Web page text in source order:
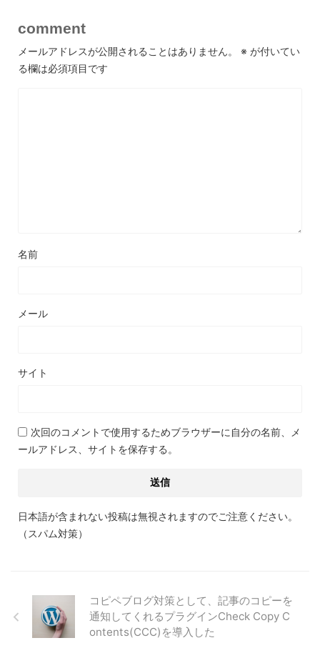
comment
メールアドレスが公開されることはありません。 ※ が付いてい
る欄は必須項目です
名前
メール
サイト
次回のコメントで使用するためブラウザーに自分の名前、メ
ールアドレス、サイトを保存する。
日本語が含まれない投稿は無視されますのでご注意ください。
（スパム対策）
コピペブログ対策として、記事のコピーを
通知してくれるプラグインCheck Copy C
ontents(CCC)を導入した